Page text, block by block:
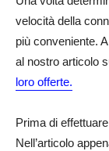
velocità della
più conveniente.
al nostro articolo
loro offerte.
Prima di
Nell’articolo